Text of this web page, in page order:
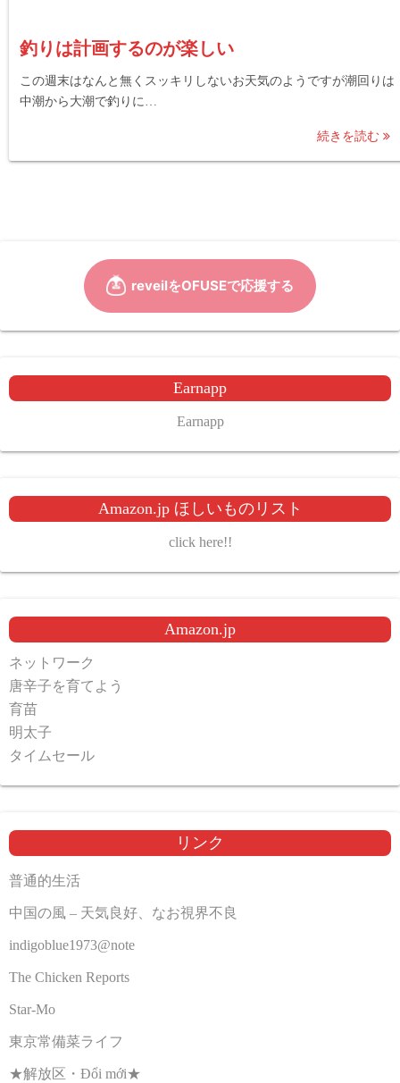
釣りは計画するのが楽しい
この週末はなんと無くスッキリしないお天気のようですが潮回りは
中潮から大潮で釣りに…
続きを読む
Earnapp
Earnapp
Amazon.jp ほしいものリスト
click here!!
Amazon.jp
ネットワーク
唐辛子を育てよう
育苗
明太子
タイムセール
リンク
普通的生活
中国の風 – 天気良好、なお視界不良
indigoblue1973@note
The Chicken Reports
Star-Mo
東京常備菜ライフ
★解放区・Đổi mới★